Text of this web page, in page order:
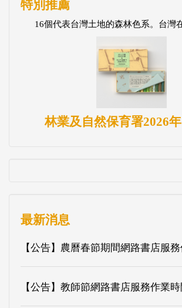
特別推薦
16個代表台灣土地的森林色系。台灣
林業及自然保育署2026
最新消息
【公告】農曆春節期間網路書店服
【公告】教師節網路書店服務作業